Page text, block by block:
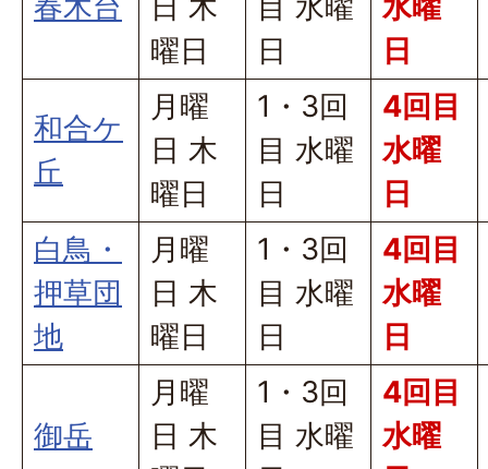
曜日
日
日
和合ケ
丘
月曜
日 木
曜日
1・3回
目 水曜
日
4回目
水曜
日
白鳥・
押草団
地
月曜
日 木
曜日
1・3回
目 水曜
日
4回目
水曜
日
御岳
月曜
日 木
1・3回
目 水曜
4回目
水曜